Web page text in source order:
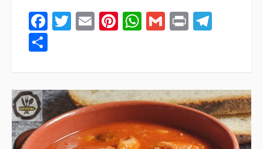
Facebook
Twitter
EmailPinterest
WhatsApp
Gmail
Print